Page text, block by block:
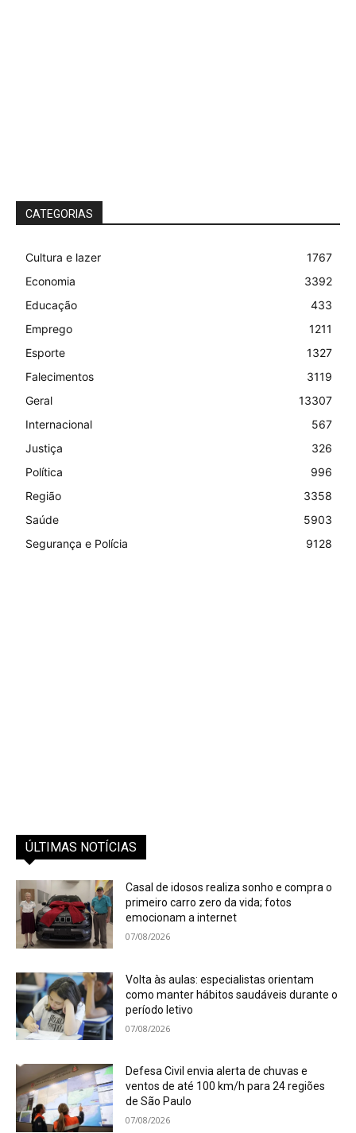
CATEGORIAS
Cultura e lazer
1767
Economia
3392
Educação
433
Emprego
1211
Esporte
1327
Falecimentos
3119
Geral
13307
Internacional
567
Justiça
326
Política
996
Região
3358
Saúde
5903
Segurança e Polícia
9128
ÚLTIMAS NOTÍCIAS
Casal de idosos realiza sonho e compra o
primeiro carro zero da vida; fotos
emocionam a internet
07/08/2026
Volta às aulas: especialistas orientam
como manter hábitos saudáveis durante o
período letivo
07/08/2026
Defesa Civil envia alerta de chuvas e
ventos de até 100 km/h para 24 regiões
de São Paulo
07/08/2026